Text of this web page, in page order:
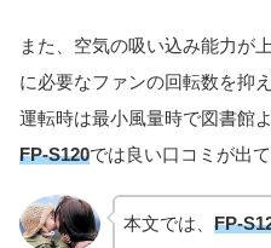
また、空気の吸い込み能力が
に必要なファンの回転数を抑
運転時は最小風量時で図書館
FP-S120では良い口コミが出
本文では、 FP-